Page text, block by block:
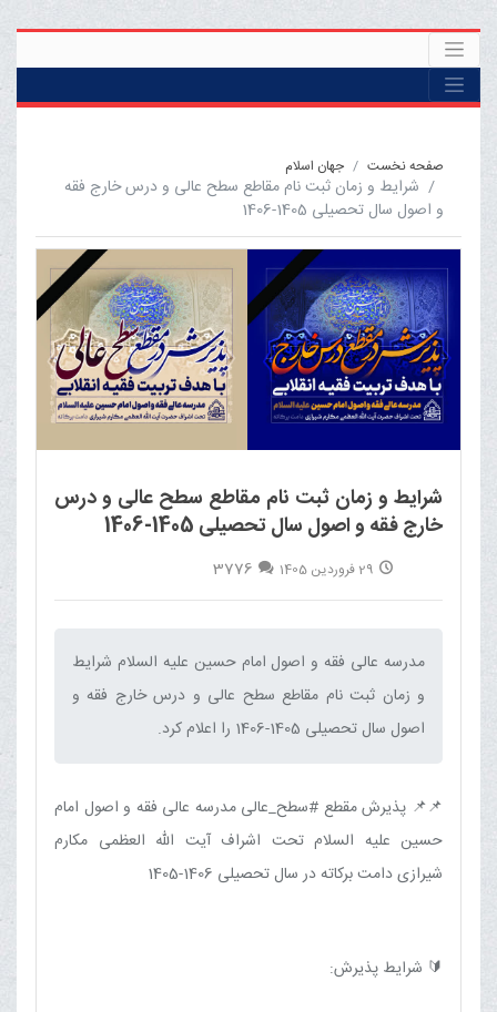
صفحه نخست جهان اسلام
شرایط و زمان ثبت نام مقاطع سطح عالی و درس خارج فقه
و اصول سال تحصیلی 1405-1406
شرایط و زمان ثبت نام مقاطع سطح عالی و درس
خارج فقه و اصول سال تحصیلی 1405-1406
29 فروردین 1405 3776
مدرسه عالی فقه و اصول امام حسین علیه السلام شرایط
و زمان ثبت نام مقاطع سطح عالی و درس خارج فقه و
اصول سال تحصیلی 1405-1406 را اعلام کرد.‌
📌📌 پذیرش مقطع #سطح_عالی مدرسه عالی فقه و اصول امام
حسین علیه السلام تحت اشراف آیت الله العظمی مکارم
شیرازی دامت برکاته در سال تحصیلی 1406-1405
🔰 شرایط پذیرش: